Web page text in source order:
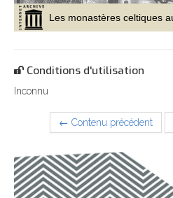
Conditions d'utilisation
Inconnu
← Contenu précédent